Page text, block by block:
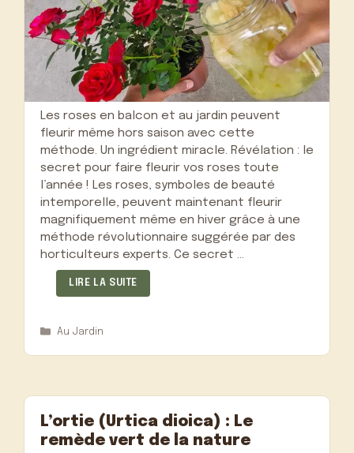
Les roses en balcon et au jardin peuvent
fleurir même hors saison avec cette
méthode. Un ingrédient miracle. Révélation : le
secret pour faire fleurir vos roses toute
l’année ! Les roses, symboles de beauté
intemporelle, peuvent maintenant fleurir
magnifiquement même en hiver grâce à une
méthode révolutionnaire suggérée par des
horticulteurs experts. Ce secret …
LIRE LA SUITE
Catégories
Au Jardin
L’ortie (Urtica dioica) : Le
remède vert de la nature